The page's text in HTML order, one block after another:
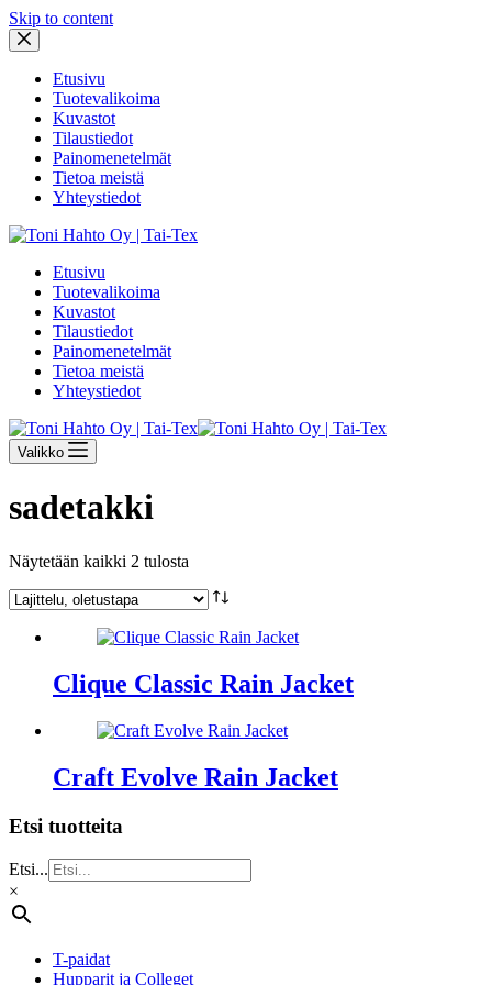
Skip to content
Etusivu
Tuotevalikoima
Kuvastot
Tilaustiedot
Painomenetelmät
Tietoa meistä
Yhteystiedot
Etusivu
Tuotevalikoima
Kuvastot
Tilaustiedot
Painomenetelmät
Tietoa meistä
Yhteystiedot
Valikko
sadetakki
Näytetään kaikki 2 tulosta
Clique Classic Rain Jacket
Craft Evolve Rain Jacket
Etsi tuotteita
Etsi...
×
T-paidat
Hupparit ja Colleget